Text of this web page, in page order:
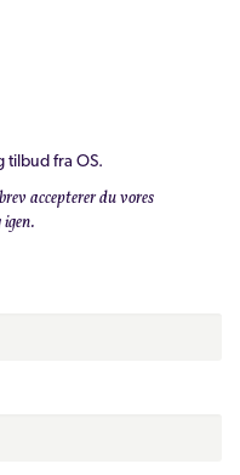
tilbud fra OS.
accepterer du vores